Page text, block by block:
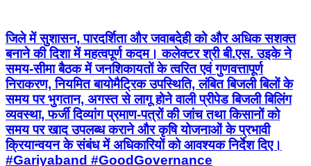
जिले में सुशासन, पारदर्शिता और जवाबदेही को और अधिक सशक्त
बनाने की दिशा में महत्वपूर्ण कदम। कलेक्टर श्री बी.एस. उइके ने
समय-सीमा बैठक में जनशिकायतों के त्वरित एवं गुणवत्तापूर्ण
निराकरण, नियमित बायोमैट्रिक उपस्थिति, लंबित बिजली बिलों के
समय पर भुगतान, अगस्त से लागू होने वाली प्रीपेड बिजली बिलिंग
व्यवस्था, फर्जी दिव्यांग प्रमाण-पत्रों की जांच तथा किसानों को
समय पर खाद उपलब्ध कराने और कृषि योजनाओं के प्रभावी
क्रियान्वयन के संबंध में अधिकारियों को आवश्यक निर्देश दिए।
#Gariyaband #GoodGovernance